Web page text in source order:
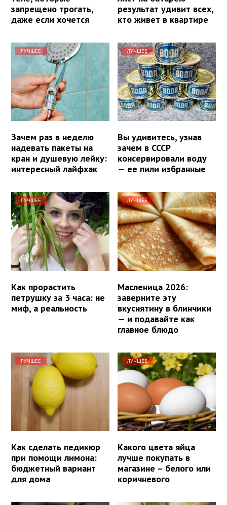
запрещено трогать,
даже если хочется
результат удивит всех,
кто живет в квартире
ЛУЧШЕЕ
Зачем раз в неделю
надевать пакеты на
кран и душевую лейку:
интересный лайфхак
ЛУЧШЕЕ
Вы удивитесь, узнав
зачем в СССР
консервировали воду
— ее пили избранные
ЛУЧШЕЕ
Как прорастить
петрушку за 3 часа: не
миф, а реальность
ЛУЧШЕЕ
Масленица 2026:
заверните эту
вкуснятину в блинчики
— и подавайте как
главное блюдо
ЛУЧШЕЕ
Как сделать педикюр
при помощи лимона:
бюджетный вариант
для дома
ЛУЧШЕЕ
Какого цвета яйца
лучше покупать в
магазине – белого или
коричневого